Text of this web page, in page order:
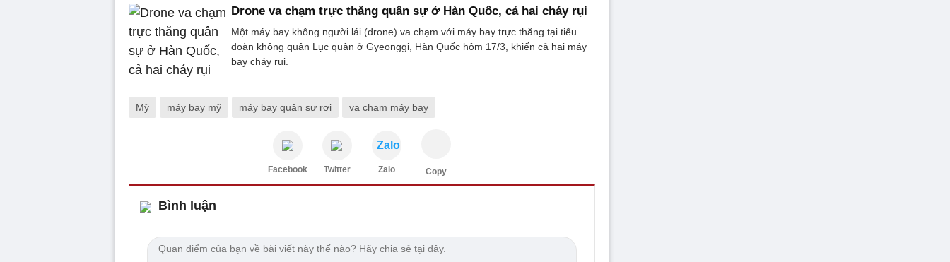
Drone va chạm trực thăng quân sự ở Hàn Quốc, cả hai cháy rụi
Một máy bay không người lái (drone) va chạm với máy bay trực thăng tại tiểu
đoàn không quân Lục quân ở Gyeonggi, Hàn Quốc hôm 17/3, khiến cả hai máy
bay cháy rụi.
Mỹ máy bay mỹ máy bay quân sự rơi va chạm máy bay
Facebook Twitter
Zalo
Zalo Copy
Bình luận